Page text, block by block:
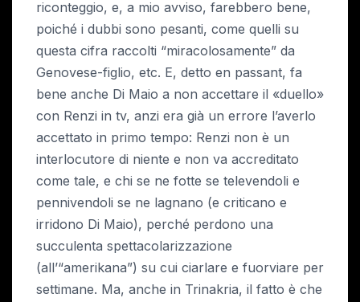
riconteggio, e, a mio avviso, farebbero bene,
poiché i dubbi sono pesanti, come quelli su
questa cifra raccolti “miracolosamente” da
Genovese-figlio, etc. E, detto en passant, fa
bene anche Di Maio a non accettare il «duello»
con Renzi in tv, anzi era già un errore l’averlo
accettato in primo tempo: Renzi non è un
interlocutore di niente e non va accreditato
come tale, e chi se ne fotte se televendoli e
pennivendoli se ne lagnano (e criticano e
irridono Di Maio), perché perdono una
succulenta spettacolarizzazione
(all’“amerikana”) su cui ciarlare e fuorviare per
settimane. Ma, anche in Trinakria, il fatto è che